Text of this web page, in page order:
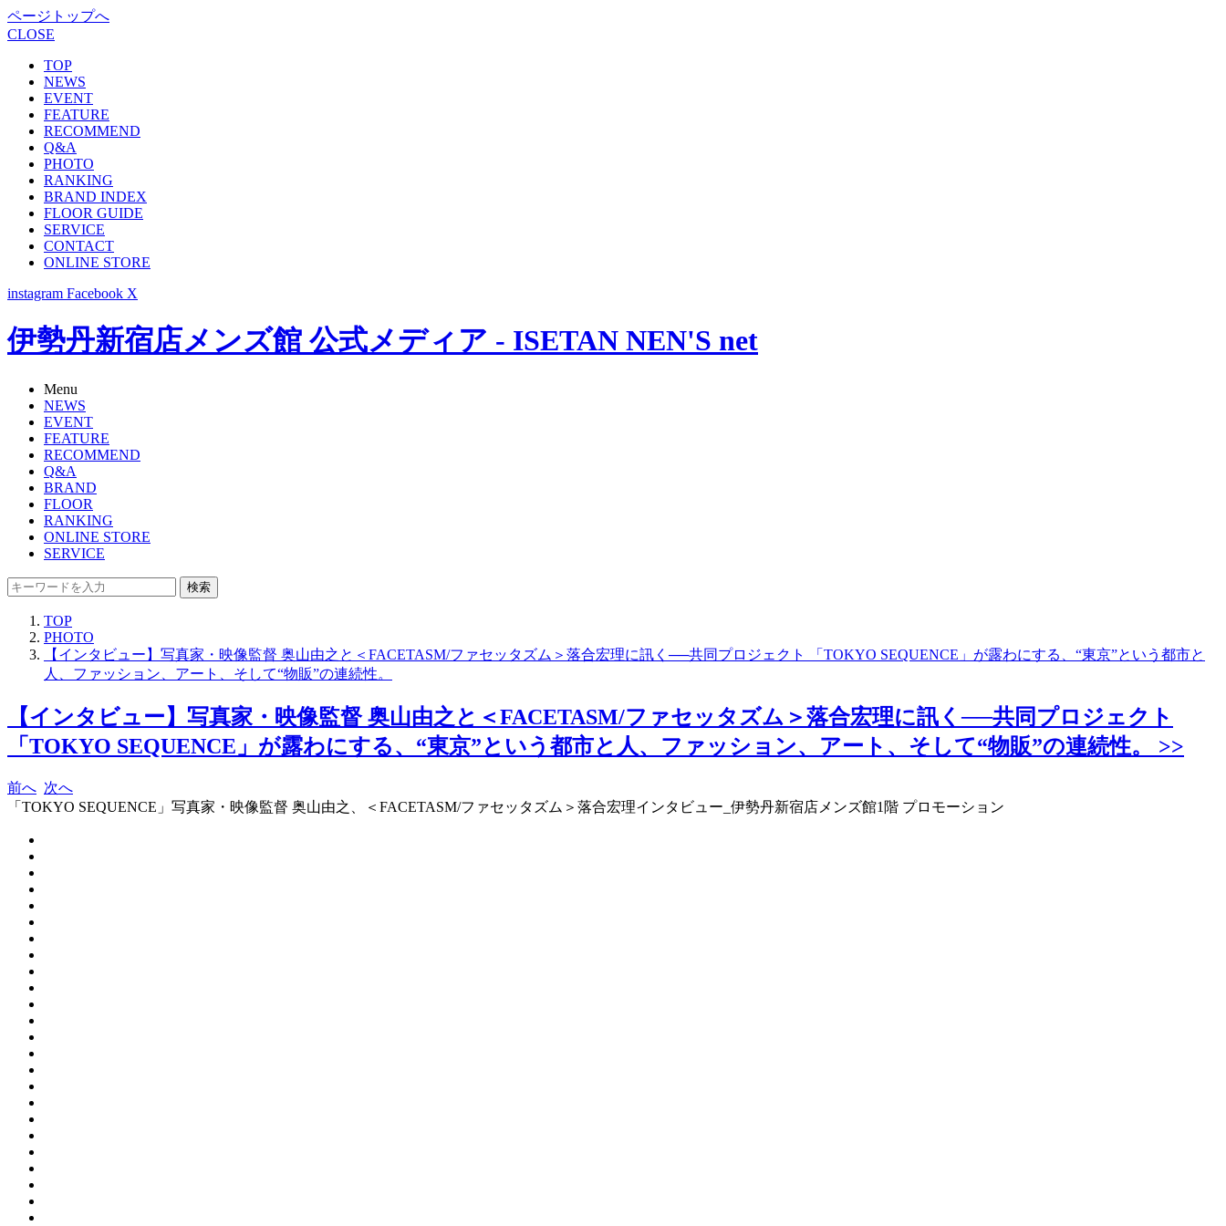
ページトップへ
CLOSE
TOP
NEWS
EVENT
FEATURE
RECOMMEND
Q&A
PHOTO
RANKING
BRAND INDEX
FLOOR GUIDE
SERVICE
CONTACT
ONLINE STORE
instagram Facebook X
伊勢丹新宿店メンズ館 公式メディア - ISETAN NEN'S net
Menu
NEWS
EVENT
FEATURE
RECOMMEND
Q&A
BRAND
FLOOR
RANKING
ONLINE STORE
SERVICE
検索
TOP
PHOTO
【インタビュー】写真家・映像監督 奥山由之と＜FACETASM/ファセッタズム＞落合宏理に訊く──共同プロジェクト 「TOKYO SEQUENCE」が露わにする、“東京”という都市と
人、ファッション、アート、そして“物販”の連続性。
【インタビュー】写真家・映像監督 奥山由之と＜FACETASM/ファセッタズム＞落合宏理に訊く──共同プロジェクト
「TOKYO SEQUENCE」が露わにする、“東京”という都市と人、ファッション、アート、そして“物販”の連続性。 >>
前へ 次へ
「TOKYO SEQUENCE」写真家・映像監督 奥山由之、＜FACETASM/ファセッタズム＞落合宏理インタビュー_伊勢丹新宿店メンズ館1階 プロモーション